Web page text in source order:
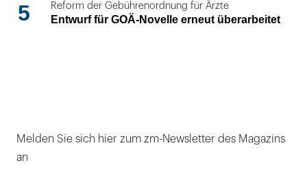
5 Reform der Gebührenordnung für Ärzte
Entwurf für GOÄ-Novelle erneut überarbeitet
Melden Sie sich hier zum zm-Newsletter des Magazins
an